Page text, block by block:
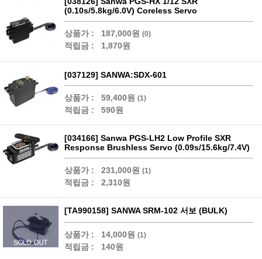
(0.10s/5.8kg/6.0V) Coreless Servo
상품가 : 187,000원 (0)
적립금 : 1,870원
[037129] SANWA:SDX-601
상품가 : 59,400원 (1)
적립금 : 590원
[034166] Sanwa PGS-LH2 Low Profile SXR
Response Brushless Servo (0.09s/15.6kg/7.4V)
상품가 : 231,000원 (1)
적립금 : 2,310원
[TA990158] SANWA SRM-102 서보 (BULK)
상품가 : 14,000원 (1)
적립금 : 140원